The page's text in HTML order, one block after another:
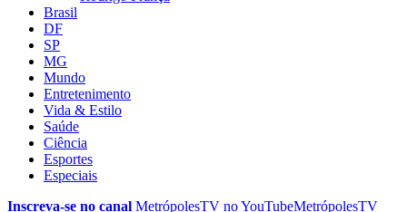
Brasil
DF
SP
MG
Mundo
Entretenimento
Vida & Estilo
Saúde
Ciência
Esportes
Especiais
Inscreva-se no canal MetrópolesTV noYouTubeMetrópolesTV